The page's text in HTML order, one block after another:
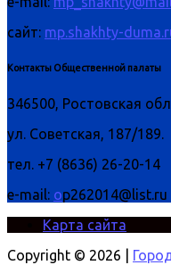
сайт: mp.shakhty-
Контакты Общественной палаты
346500, Ростовская
ул. Советская, 187/189.
тел. +7 (8636) 26-20-14
e-mail: op262014@list.ru
Карта сайта
Copyright © 2026 |